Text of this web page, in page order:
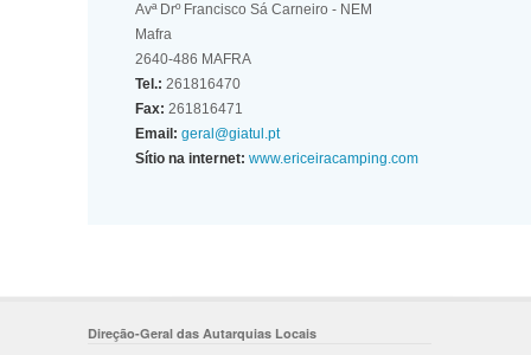
Avª Drº Francisco Sá Carneiro - NEM
Mafra
2640-486 MAFRA
Tel.: 261816470
Fax: 261816471
Email: geral@giatul.pt
Sítio na internet: www.ericeiracamping.com
Direção-Geral das Autarquias Locais